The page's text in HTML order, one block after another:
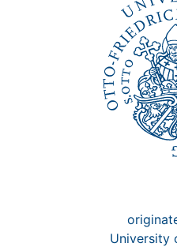
University